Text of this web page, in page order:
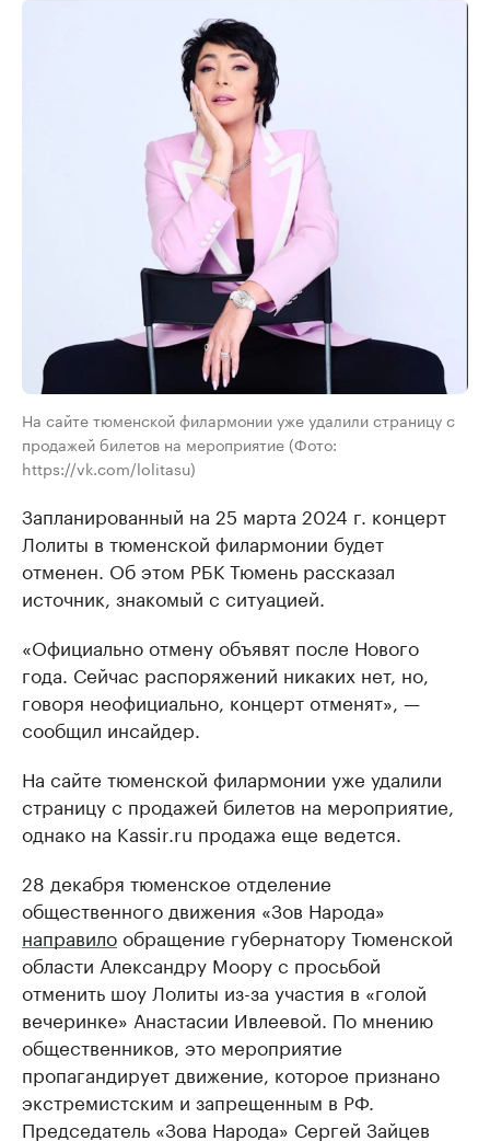
На сайте тюменской филармонии уже удалили страницу с
продажей билетов на мероприятие (Фото:
https://vk.com/lolitasu)
Запланированный на 25 марта 2024 г. концерт
Лолиты в тюменской филармонии будет
отменен. Об этом РБК Тюмень рассказал
источник, знакомый с ситуацией.
«Официально отмену объявят после Нового
года. Сейчас распоряжений никаких нет, но,
говоря неофициально, концерт отменят», —
сообщил инсайдер.
На сайте тюменской филармонии уже удалили
страницу с продажей билетов на мероприятие,
однако на Kassir.ru продажа еще ведется.
28 декабря тюменское отделение
общественного движения «Зов Народа»
направилообращение губернатору Тюменской
области Александру Моору с просьбой
отменить шоу Лолиты из-за участия в «голой
вечеринке» Анастасии Ивлеевой. По мнению
общественников, это мероприятие
пропагандирует движение, которое признано
экстремистским и запрещенным в РФ.
Председатель «Зова Народа» Сергей Зайцев